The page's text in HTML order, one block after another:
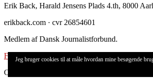
Footer
Erik Back, Harald Jensens Plads 4.th, 8000
erikback.com · cvr 26854601
Medlem af Dansk Journalistforbund.
Forretningsbetingelser
Copyright © 2026
Jeg bruger cookies til at måle hvordan mine besøgende